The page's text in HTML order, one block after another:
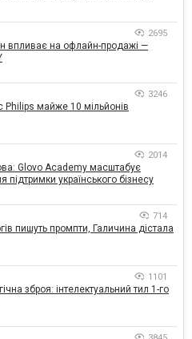
2695
впливає на офлайн-продажі —
3246
Philips майже 10 мільйонів
2014
Glovo Academy масштабує
підтримки українського бізнесу
714
пишуть промпти, Галичина дістала
1101
зброя: інтелектуальний тил 1-го